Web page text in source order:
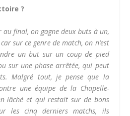
?
au final, on gagne deux buts à un,
sur ce genre de match, on n’est
un but sur un coup de pied
sur une phase arrêtée, qui peut
Malgré tout, je pense que la
une équipe de la Chapelle-
lâché et qui restait sur de bons
les cinq derniers matchs, ils